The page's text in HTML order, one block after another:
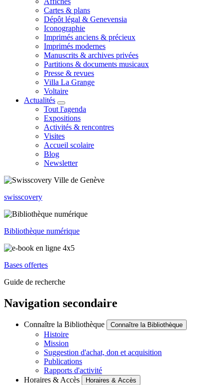
Cartes & plans
Dépôt légal & Genevensia
Iconographie
Imprimés anciens & précieux
Imprimés modernes
Manuscrits & archives privées
Partitions & documents musicaux
Presse & revues
Villa La Grange
Voltaire
Actualités
Tout l'agenda
Expositions
Activités & rencontres
Visites
Accueil scolaire
Blog
Newsletter
swisscovery
Bibliothèque numérique
Bases offertes
Guide de recherche
Navigation secondaire
Connaître la Bibliothèque Connaître la Bibliothèque
Histoire
Mission
Suggestion d'achat, don et acquisition
Publications
Rapports d'activité
Horaires & Accès
Horaires & Accès